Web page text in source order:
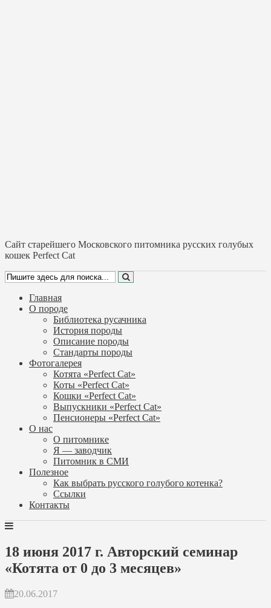
Cайт старейшего Московского питомника русских голубых
кошек Perfect Cat
Главная
О породе
Библиотека русачника
История породы
Описание породы
Стандарты породы
Фотогалерея
Котята «Perfect Cat»
Коты «Perfect Cat»
Кошки «Perfect Cat»
Выпускники «Perfect Cat»
Пенсионеры «Perfect Cat»
О нас
О питомнике
Я — заводчик
Питомник в СМИ
Полезное
Как выбрать русского голубого котенка?
Ссылки
Контакты
18 июня 2017 г. Авторский семинар
«Котята от 0 до 3 месяцев»
20.06.2017